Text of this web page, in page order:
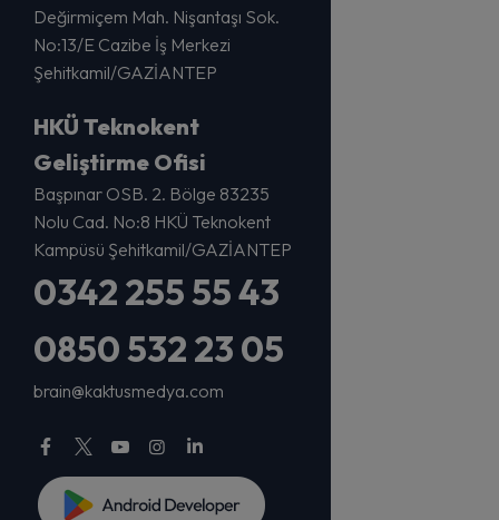
Değirmiçem Mah. Nişantaşı Sok.
No:13/E Cazibe İş Merkezi
Şehitkamil/GAZİANTEP
HKÜ Teknokent
Geliştirme Ofisi
Başpınar OSB. 2. Bölge 83235
Nolu Cad. No:8 HKÜ Teknokent
Kampüsü Şehitkamil/GAZİANTEP
0342 255 55 43
0850 532 23 05
brain@kaktusmedya.com